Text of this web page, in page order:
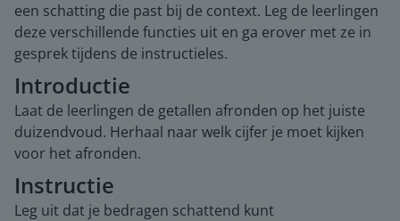
een schatting die past bij de context. Leg de leerlingen
deze verschillende functies uit en ga erover met ze in
gesprek tijdens de instructieles.
Introductie
Laat de leerlingen de getallen afronden op het juiste
duizendvoud. Herhaal naar welk cijfer je moet kijken
voor het afronden.
Instructie
Leg uit dat je bedragen schattend kunt